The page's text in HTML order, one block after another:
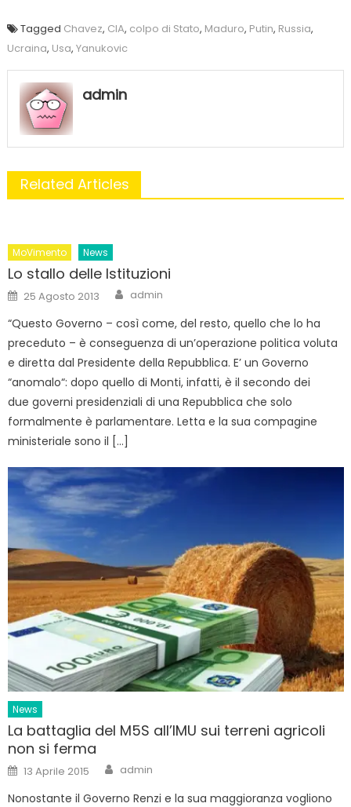
Tagged Chavez, CIA, colpo di Stato, Maduro, Putin, Russia,
Ucraina, Usa, Yanukovic
admin
Related Articles
MoVimento News
Lo stallo delle Istituzioni
Posted
on
25 Agosto 2013 Author
admin
“Questo Governo – così come, del resto, quello che lo ha
preceduto – è conseguenza di un’operazione politica voluta
e diretta dal Presidente della Repubblica. E’ un Governo
“anomalo“: dopo quello di Monti, infatti, è il secondo dei
due governi presidenziali di una Repubblica che solo
formalmente è parlamentare. Letta e la sua compagine
ministeriale sono il […]
News
La battaglia del M5S all’IMU sui terreni agricoli
non si ferma
Posted
on
13 Aprile 2015 Author
admin
Nonostante il Governo Renzi e la sua maggioranza vogliono